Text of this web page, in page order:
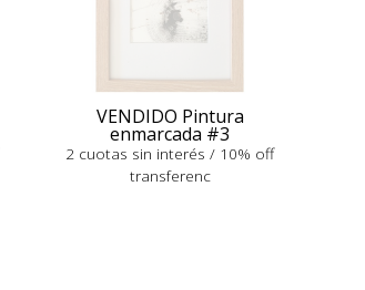
VENDIDO Pintura
enmarcada #3
2 cuotas sin interés / 10% off
transferenc